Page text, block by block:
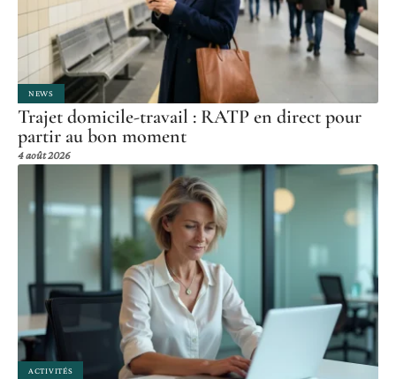
NEWS
Trajet domicile-travail : RATP en direct pour
partir au bon moment
4 août 2026
ACTIVITÉS